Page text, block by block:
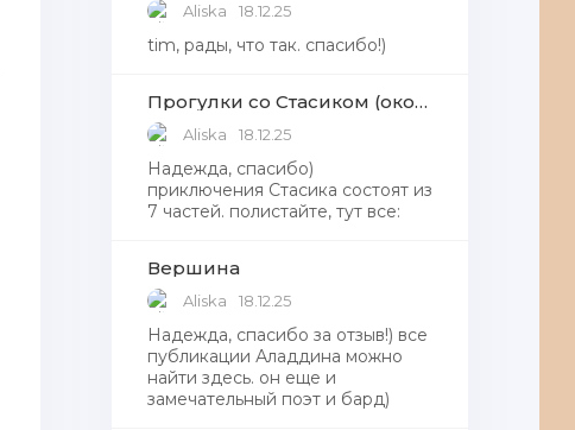
Aliska 18.12.25
tim, рады, что так. спасибо!)
Прогулки со Стасиком (окончание)
Aliska 18.12.25
Надежда, спасибо)
приключения Стасика состоят из
7 частей. полистайте, тут все:
Вершина
Aliska 18.12.25
Надежда, cпасибо за отзыв!) все
публикации Аладдина можно
найти здесь. он еще и
замечательный поэт и бард)